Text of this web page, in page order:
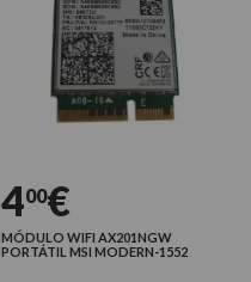
400€
MÓDULO WIFI AX201NGW
PORTÁTIL MSI MODERN-1552